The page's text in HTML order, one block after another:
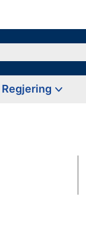
Regjering